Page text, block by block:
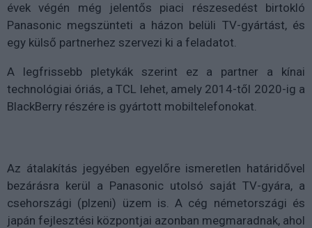
évek végén még jelentős piaci részesedést birtokló
Panasonic megszünteti a házon belüli TV-gyártást, és
egy külső partnerhez szervezi ki a feladatot.
A legfrissebb pletykák szerint ez a partner a kínai
technológiai óriás, a TCL lehet, amely 2014-től 2020-ig a
BlackBerry részére is gyártott mobiltelefonokat.
Az átalakítás jegyében egyelőre ismeretlen határidővel
bezárásra kerül a Panasonic utolsó saját TV-gyára, a
csehországi (plzeni) üzem is. A cég németországi és
japán fejlesztési központjai azonban megmaradnak, ahol